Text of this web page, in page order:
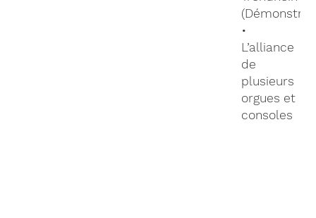
•
L’alliance
de
plusieurs
orgues et
consoles